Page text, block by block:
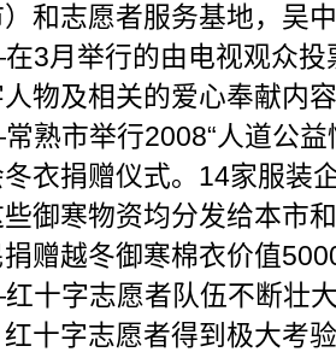
）和志愿者服务基地，吴
月举行的由电视观众投
物及相关的爱心奉献内
市举行2008“人道公益
衣捐赠仪式。14家服装
御寒物资均分发给本市
赠越冬御寒棉衣价值
字志愿者队伍不断壮大
十字志愿者得到极大考